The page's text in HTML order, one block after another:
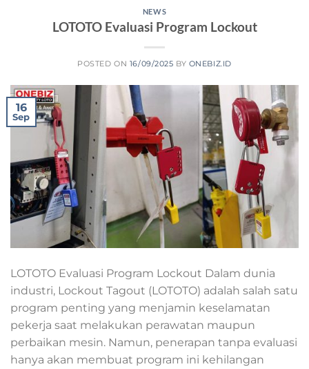
NEWS
LOTOTO Evaluasi Program Lockout
POSTED ON 16/09/2025 BY ONEBIZ.ID
16
Sep
LOTOTO Evaluasi Program Lockout Dalam dunia
industri, Lockout Tagout (LOTOTO) adalah salah satu
program penting yang menjamin keselamatan
pekerja saat melakukan perawatan maupun
perbaikan mesin. Namun, penerapan tanpa evaluasi
hanya akan membuat program ini kehilangan